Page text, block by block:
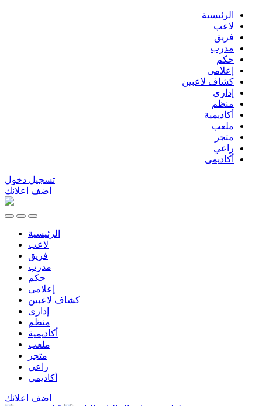
الرئيسية
لاعب
فريق
مدرب
حكم
إعلامى
كشاف لاعبين
إدارى
منظم
أكاديمية
ملعب
متجر
راعي
أكاديمى
تسجيل دخول
اضف اعلانك
الرئيسية
لاعب
فريق
مدرب
حكم
إعلامى
كشاف لاعبين
إدارى
منظم
أكاديمية
ملعب
متجر
راعي
أكاديمى
اضف اعلانك